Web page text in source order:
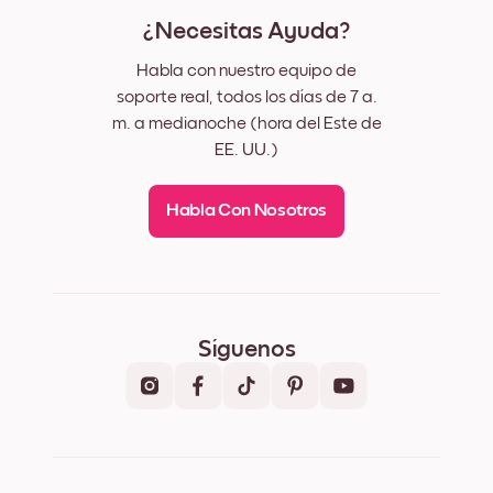
¿Necesitas Ayuda?
Habla con nuestro equipo de
soporte real, todos los días de 7 a.
m. a medianoche (hora del Este de
EE. UU.)
Habla Con Nosotros
Síguenos